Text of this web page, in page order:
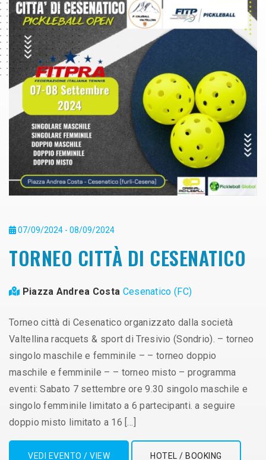
07/09/2024 - 08/09/2024
TORNEO CITTÀ DI CESENATICO
Piazza Andrea Costa Cesenatico (FC)
Torneo città di Cesenatico organizzato dalla società
Valtellina racquets & sport di Tresivio (Sondrio). – torneo
singolo maschile e femminile – – torneo doppio
maschile e femminile – – torneo misto – programma
eventi: Sabato 7 settembre ore 9.30 singolo maschile e
singolo femminile limitato a 6 partecipanti. a seguire
doppio misto limitato a 16 […]
VEDI EVENTO / VIEW HOTEL / BOOKING